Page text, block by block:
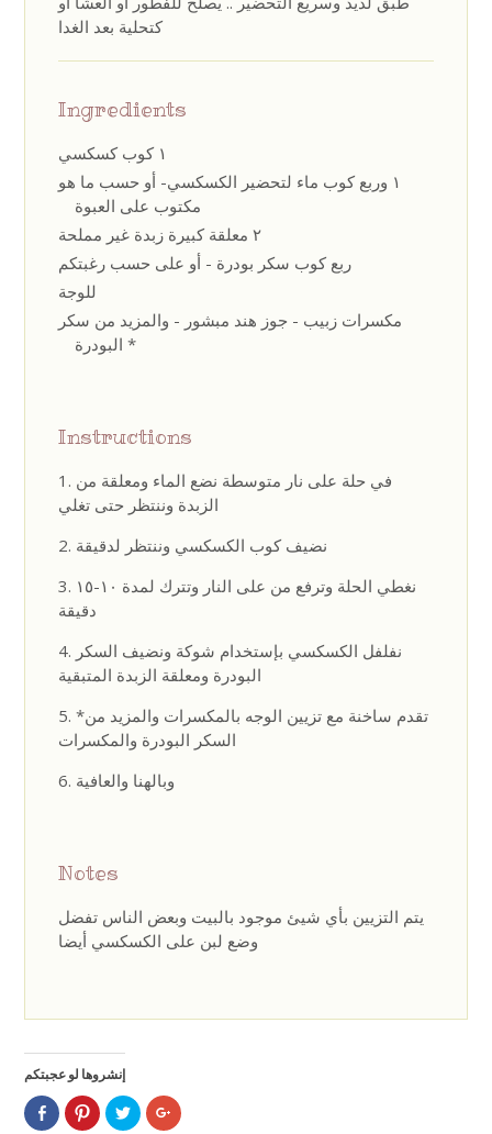
كتحلية بعد الغدا
Ingredients
١ كوب كسكسي
١ وربع كوب ماء لتحضير الكسكسي- أو حسب ما هو
مكتوب على العبوة
٢ معلقة كبيرة زبدة غير مملحة
ربع كوب سكر بودرة - أو على حسب رغبتكم
للوجة
مكسرات زبيب - جوز هند مبشور - والمزيد من سكر
البودرة *
Instructions
في حلة على نار متوسطة نضع الماء ومعلقة من
الزبدة وننتظر حتى تغلي
نضيف كوب الكسكسي وننتظر لدقيقة
نغطي الحلة وترفع من على النار وتترك لمدة ١٠-١٥
دقيقة
نفلفل الكسكسي بإستخدام شوكة ونضيف السكر
البودرة ومعلقة الزبدة المتبقية
*تقدم ساخنة مع تزيين الوجه بالمكسرات والمزيد من
السكر البودرة والمكسرات
وبالهنا والعافية
Notes
يتم التزيين بأي شيئ موجود بالبيت وبعض الناس تفضل
وضع لبن على الكسكسي أيضا
إنشروها لو عجبتكم
Click
to
Click
to
Click
to
Click
to